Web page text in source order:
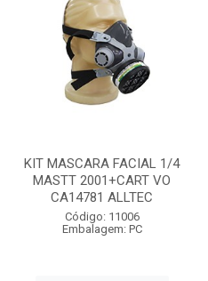
KIT MASCARA FACIAL 1/4
MASTT 2001+CART VO
CA14781 ALLTEC
Código: 11006
Embalagem: PC